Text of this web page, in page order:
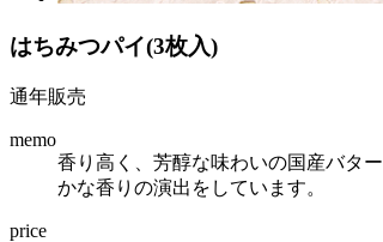
はちみつパイ(3枚入)
通年販売
memo
香り高く、芳醇な味わいの国産バタ
かな香りの演出をしています。
price